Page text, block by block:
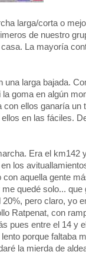
larga/corta o
de nuestro
La mayoría
una larga bajada.
goma en algún
con ellos ganaría un
en las fáciles.
Era el km142
los
aquella gente
quedé solo... que
pero claro, yo
Ratpenat, con
pues entre el 14 y
porque faltaba
la mierda de